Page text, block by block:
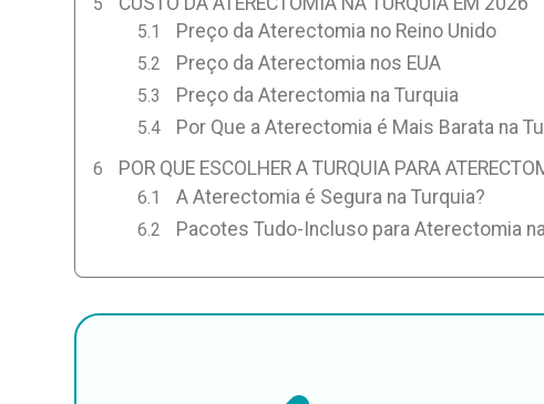
Preço da Aterectomia no Reino Unido
Preço da Aterectomia nos EUA
Preço da Aterectomia na Turquia
Por Que a Aterectomia é Mais Barata na
POR QUE ESCOLHER A TURQUIA PARA
A Aterectomia é Segura na Turquia?
Pacotes Tudo-Incluso para Aterectomia